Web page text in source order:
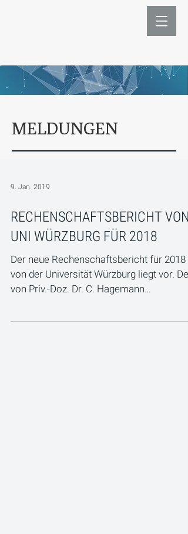
MELDUNGEN
9. Jan. 2019
RECHENSCHAFTSBERICHT VON
UNI WÜRZBURG FÜR 2018
Der neue Rechenschaftsbericht für 2018
von der Universität Würzburg liegt vor. Der
von Priv.-Doz. Dr. C. Hagemann